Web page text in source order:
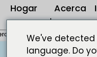
Hogar
Acerca
de
de energía solar de 2023 a
We've
language. Do